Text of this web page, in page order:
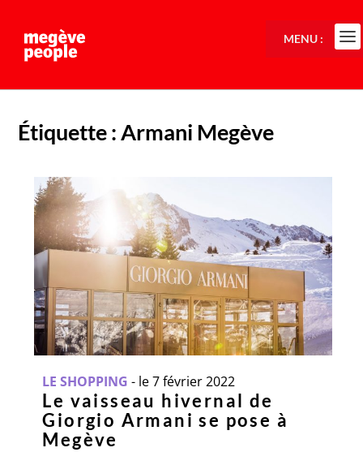
Étiquette :Armani Megève
LE SHOPPING - le 7 février 2022
Le vaisseau hivernal de
Giorgio Armani se pose à
Megève
MENU :